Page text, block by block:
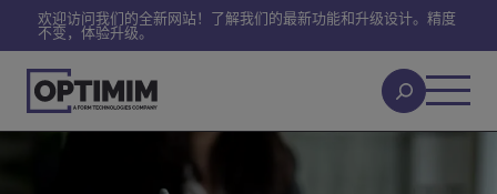
欢迎访问我们的全新网站！了解我们的最新功能和升级设计。精度
不变，体验升级。